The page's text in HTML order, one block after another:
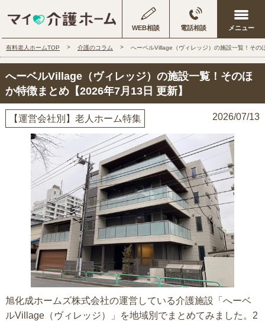
WEB相談 電話相談
有料老人ホームTOP 介護のコラム へーベルVillage（ヴィレッジ）の施設一覧！そ
へーベルVillage（ヴィレッジ）の施設一覧！そのほ
か特徴まとめ【2026年7月13日 更新】
【運営会社別】老人ホーム特集 2026/07/13
旭化成ホームズ株式会社の運営している介護施設「へーベ
ルVillage（ヴィレッジ）」を地域別でまとめてみました。2